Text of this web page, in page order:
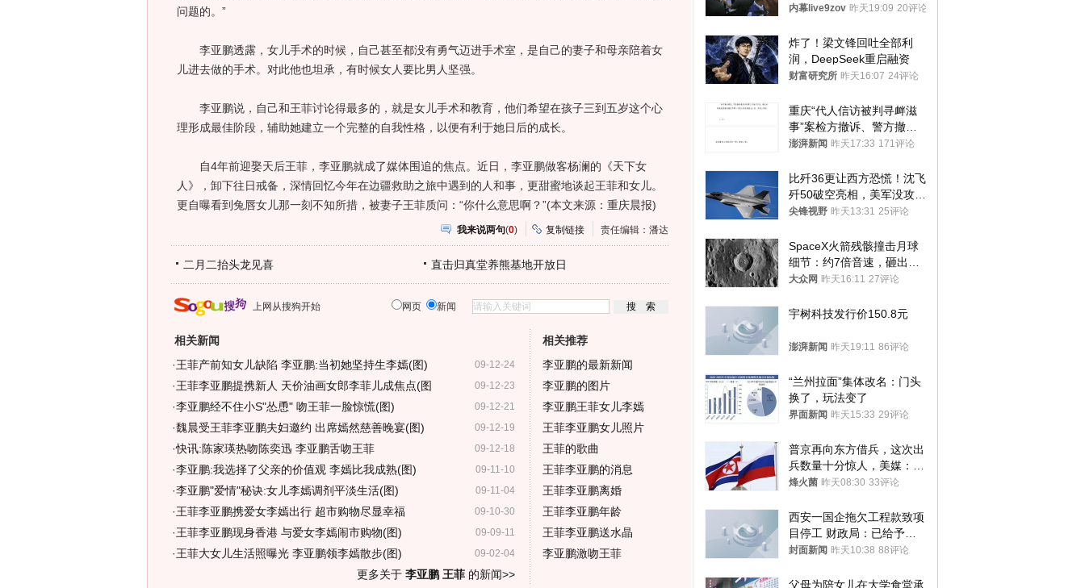
问题的。”
李亚鹏透露，女儿手术的时候，自己甚至都没有勇气迈进手术室，是自己的妻子和母亲陪着女
儿进去做的手术。对此他也坦承，有时候女人要比男人坚强。
李亚鹏说，自己和王菲讨论得最多的，就是女儿手术和教育，他们希望在孩子三到五岁这个心
理形成最佳阶段，辅助她建立一个完整的自我性格，以便有利于她日后的成长。
自4年前迎娶天后王菲，李亚鹏就成了媒体围追的焦点。近日，李亚鹏做客杨澜的《天下女
人》，卸下往日戒备，深情回忆今年在边疆救助之旅中遇到的人和事，更甜蜜地谈起王菲和女儿。
更自曝看到兔唇女儿那一刻不知所措，被妻子王菲质问：“你什么意思啊？”(本文来源：重庆晨报)
我来说两句(0) 复制链接 责任编辑：潘达
二月二抬头龙见喜 直击归真堂养熊基地开放日
上网从搜狗开始 网页 新闻
相关新闻
09-12-24
·王菲产前知女儿缺陷 李亚鹏:当初她坚持生李嫣(图)
09-12-23
·王菲李亚鹏提携新人 天价油画女郎李菲儿成焦点(图
09-12-21
·李亚鹏经不住小S"怂恿" 吻王菲一脸惊慌(图)
09-12-19
·魏晨受王菲李亚鹏夫妇邀约 出席嫣然慈善晚宴(图)
09-12-18
·快讯:陈家瑛热吻陈奕迅 李亚鹏舌吻王菲
09-11-10
·李亚鹏:我选择了父亲的价值观 李嫣比我成熟(图)
09-11-04
·李亚鹏"爱情"秘诀:女儿李嫣调剂平淡生活(图)
09-10-30
·王菲李亚鹏携爱女李嫣出行 超市购物尽显幸福
09-09-11
·王菲李亚鹏现身香港 与爱女李嫣闹市购物(图)
09-02-04
·王菲大女儿生活照曝光 李亚鹏领李嫣散步(图)
更多关于 李亚鹏 王菲的新闻>>
相关推荐
李亚鹏的最新新闻
李亚鹏的图片
李亚鹏王菲女儿李嫣
王菲李亚鹏女儿照片
王菲的歌曲
王菲李亚鹏的消息
王菲李亚鹏离婚
王菲李亚鹏年龄
王菲李亚鹏送水晶
李亚鹏激吻王菲
收割
内幕live9zov 昨天19:09 20评论
炸了！梁文锋回吐全部利
润，DeepSeek重启融资
财富研究所 昨天16:07 24评论
重庆“代人信访被判寻衅滋
事”案检方撤诉、警方撤
案，两被告人获国赔
澎湃新闻 昨天17:33 171评论
比歼36更让西方恐慌！沈飞
歼50破空亮相，美军没攻克
的技术被拿下
尖锋视野 昨天13:31 25评论
SpaceX火箭残骸撞击月球
细节：约7倍音速，砸出直
径约30米撞击坑
大众网 昨天16:11 27评论
宇树科技发行价150.8元
澎湃新闻 昨天19:11 86评论
“兰州拉面”集体改名：门头
换了，玩法变了
界面新闻 昨天15:33 29评论
普京再向东方借兵，这次出
兵数量十分惊人，美媒：俄
朝要动真格？
烽火菌 昨天08:30 33评论
西安一国企拖欠工程款致项
目停工 财政局：已给予处
分，正督促整改
封面新闻 昨天10:38 88评论
父母为陪女儿在大学食堂承